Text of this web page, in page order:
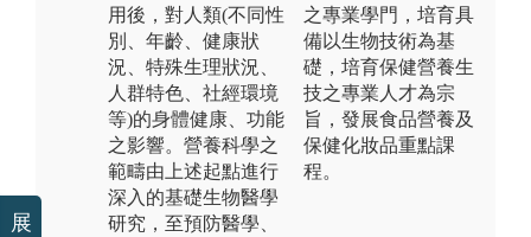
用後，對人類(不同性
別、年齡、健康狀
況、特殊生理狀況、
人群特色、社經環境
等)的身體健康、功能
之影響。營養科學之
範疇由上述起點進行
深入的基礎生物醫學
研究，至預防醫學、
之專業學門，培育具
備以生物技術為基
礎，培育保健營養生
技之專業人才為宗
旨，發展食品營養及
保健化妝品重點課
程。
展